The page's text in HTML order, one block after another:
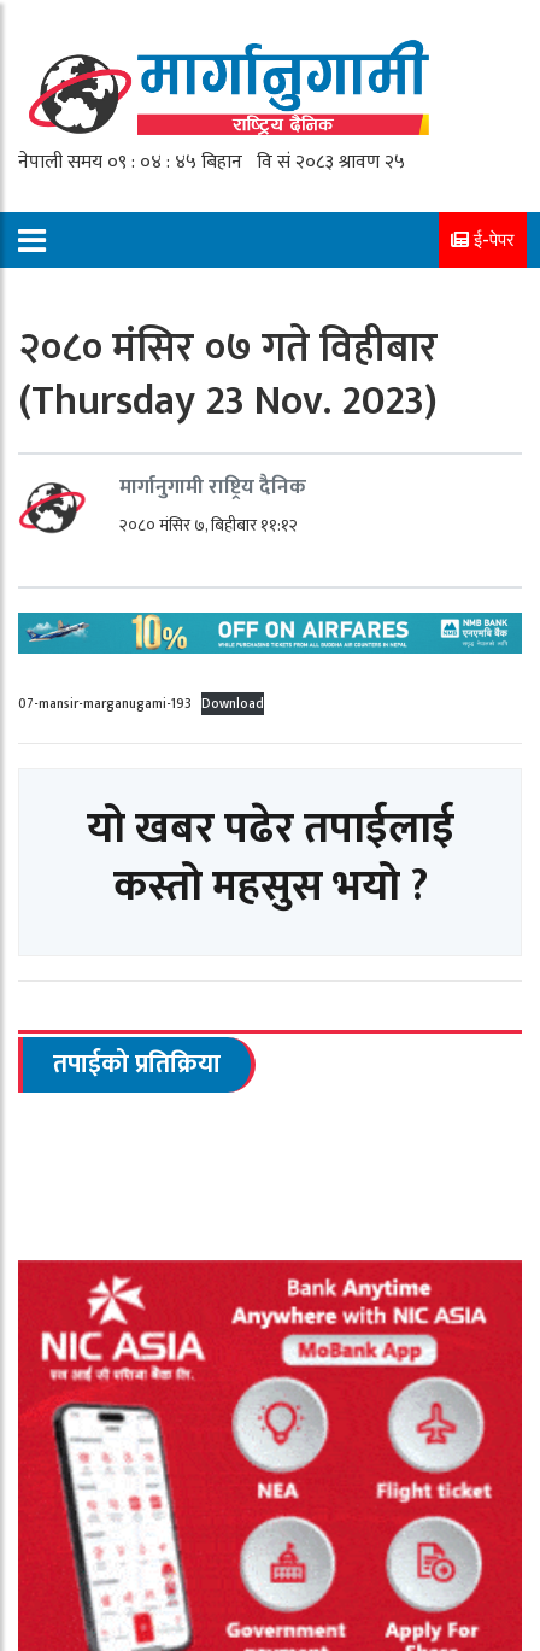
ई-पेपर
२०८० मंसिर ०७ गते विहीबार
(Thursday 23 Nov. 2023)
मार्गानुगामी राष्ट्रिय दैनिक
२०८० मंसिर ७, बिहीबार ११:१२
07-mansir-marganugami-193 Download
यो खबर पढेर तपाईलाई
कस्तो महसुस भयो ?
तपाईको प्रतिक्रिया